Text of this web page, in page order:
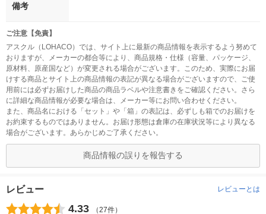
備考
ご注意【免責】
アスクル（LOHACO）では、サイト上に最新の商品情報を表示するよう努めて
おりますが、メーカーの都合等により、商品規格・仕様（容量、パッケージ、
原材料、原産国など）が変更される場合がございます。このため、実際にお届
けする商品とサイト上の商品情報の表記が異なる場合がございますので、ご使
用前には必ずお届けした商品の商品ラベルや注意書きをご確認ください。さら
に詳細な商品情報が必要な場合は、メーカー等にお問い合わせください。
また、商品名における「セット」や「箱」の表記は、必ずしも箱でのお届けを
お約束するものではありません。お届け形態は倉庫の在庫状況等により異なる
場合がございます。あらかじめご了承ください。
商品情報の誤りを報告する
レビュー レビューとは
4.33 （27件）